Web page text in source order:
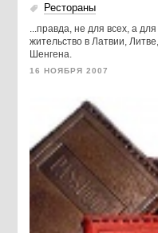
Рестораны
...правда, не для всех, а
жительство в Латвии,
Шенгена.
16 НОЯБРЯ 2007